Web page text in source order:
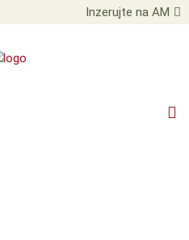
Inzerujte na AM